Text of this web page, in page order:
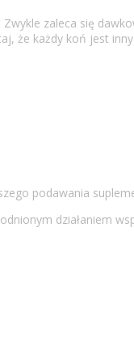
zaleca się
że każdy koń jest
podawania
działaniem